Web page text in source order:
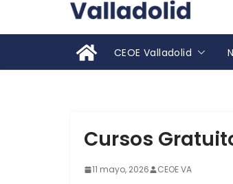
CEOE Valladolid
Cursos
11 mayo, 2026 CEOE VA